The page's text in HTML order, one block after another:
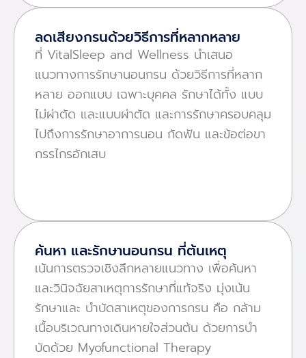
ลดเสียงกรนด้วยวิธีการที่หลากหลาย
ที่ VitalSleep and Wellness นําเสนอ
แนวทางการรักษานอนกรน ด้วยวิธีการที่หลาก
หลาย ออกแบบ เฉพาะบุคคล รักษาได้ทั้ง แบบ
ไม่ผ่าตัด และแบบผ่าตัด และการรักษาครอบคลุม
ไปถึงการรักษาอาการนอน กัดฟัน และข้อต่อขา
กรรไกรอักเสบ
ค้นหา และรักษานอนกรน ที่ต้นเหตุ
เน้นการตรวจเชิงลึกหลายแนวทาง เพื่อค้นหา
และวินิจฉัยสาเหตุการรักษาที่แท้จริง มุ่งเน้น
รักษาและ บําบัดสาเหตุของการกรน คือ กล้าม
เนื้อบริเวณทางเดินหายใจส่วนต้น ด้วยการบํา
บัดด้วย Myofunctional Therapy